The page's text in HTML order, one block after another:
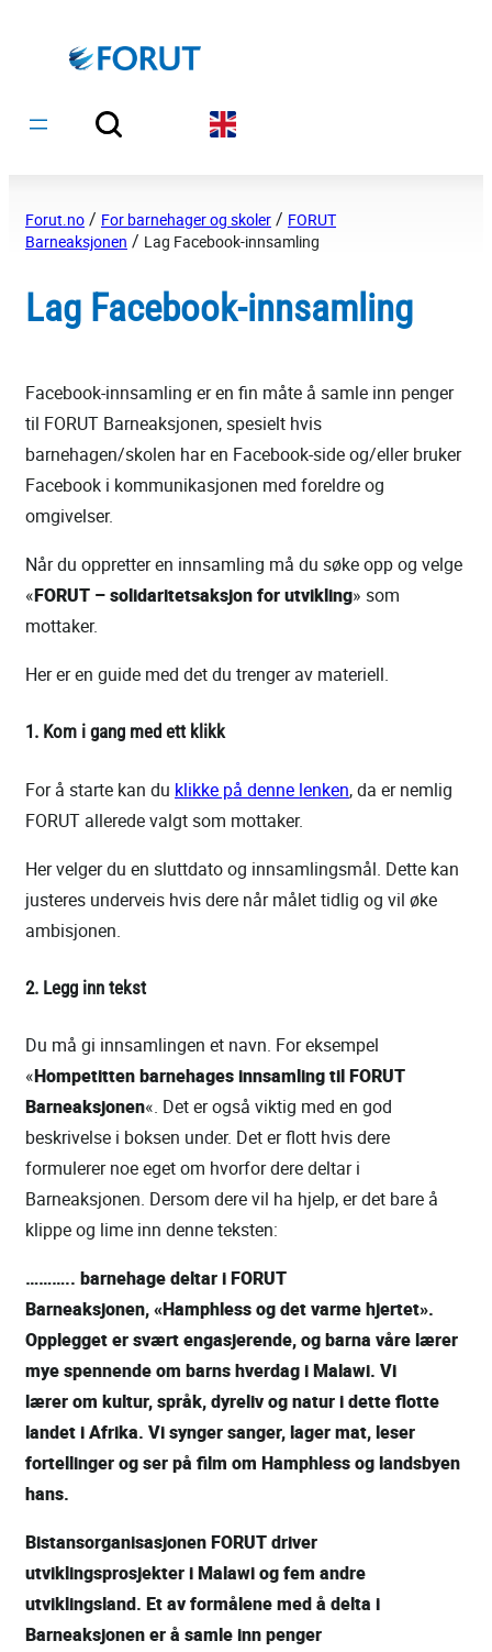
Forut.no / For barnehager og skoler / FORUT
Barneaksjonen / Lag Facebook-innsamling
Lag Facebook-innsamling
Facebook-innsamling er en fin måte å samle inn penger
til FORUT Barneaksjonen, spesielt hvis
barnehagen/skolen har en Facebook-side og/eller bruker
Facebook i kommunikasjonen med foreldre og
omgivelser.
Når du oppretter en innsamling må du søke opp og velge
«FORUT – solidaritetsaksjon for utvikling» som
mottaker.
Her er en guide med det du trenger av materiell.
1. Kom i gang med ett klikk
For å starte kan du klikke på denne lenken, da er nemlig
FORUT allerede valgt som mottaker.
Her velger du en sluttdato og innsamlingsmål. Dette kan
justeres underveis hvis dere når målet tidlig og vil øke
ambisjonen.
2. Legg inn tekst
Du må gi innsamlingen et navn. For eksempel
«Hompetitten barnehages innsamling til FORUT
Barneaksjonen«. Det er også viktig med en god
beskrivelse i boksen under. Det er flott hvis dere
formulerer noe eget om hvorfor dere deltar i
Barneaksjonen. Dersom dere vil ha hjelp, er det bare å
klippe og lime inn denne teksten:
……….. barnehage deltar i FORUT
Barneaksjonen, «Hamphless og det varme hjertet».
Opplegget er svært engasjerende, og barna våre lærer
mye spennende om barns hverdag i Malawi. Vi
lærer om kultur, språk, dyreliv og natur i dette flotte
landet i Afrika. Vi synger sanger, lager mat, leser
fortellinger og ser på film om Hamphless og landsbyen
hans.
BistansorganisasjonenFORUT driver
utviklingsprosjekter i Malawi og fem andre
utviklingsland. Et av formålene med å delta i
Barneaksjonen er å samle inn penger